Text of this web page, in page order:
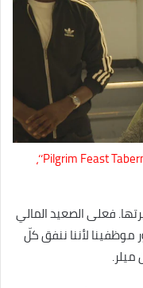
نادين ميلر، المديرة العامة لكنيسة ’’Pilgrim Feast Tabernacles‘‘،
فعلى الصعيد المالي
موظفينا لأننا ننفق كلّ
ميلر.